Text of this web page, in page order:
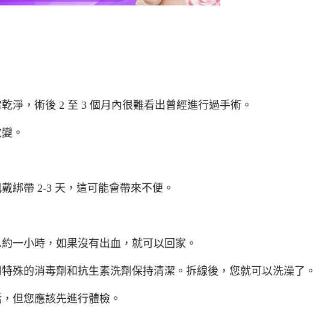
淨，術後 2 至 3 個月內很難看出曾經進行過手術。
。
綁帶 2-3 天，這可能會帶來不便。
一小時，如果沒有出血，就可以回家。
殊的消毒劑和抗生素洗劑保持清潔。拆線後，您就可以洗澡了。
但您應該先進行體檢。